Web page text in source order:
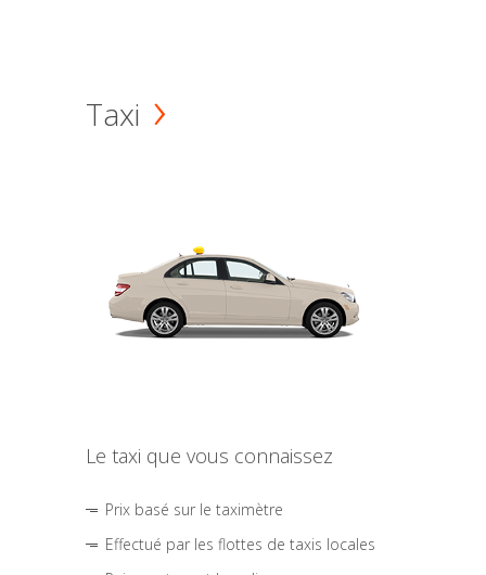
Taxi
Le taxi que vous connaissez
Prix basé sur le taximètre
Effectué par les flottes de taxis locales